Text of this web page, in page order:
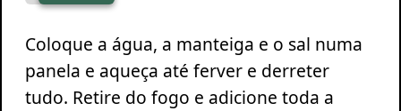
Coloque a água, a manteiga e o sal numa
panela e aqueça até ferver e derreter
tudo. Retire do fogo e adicione toda a